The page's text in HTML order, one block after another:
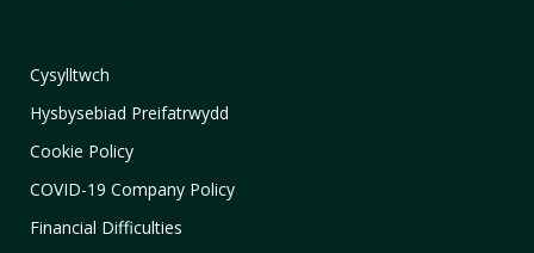
Cysylltwch
Hysbysebiad Preifatrwydd
Cookie Policy
COVID-19 Company Policy
Financial Difficulties